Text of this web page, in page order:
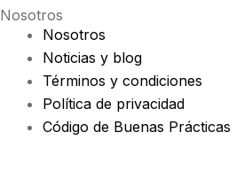
Nosotros
Nosotros
Noticias y blog
Términos y condiciones
Política de privacidad
Código de Buenas Prácticas